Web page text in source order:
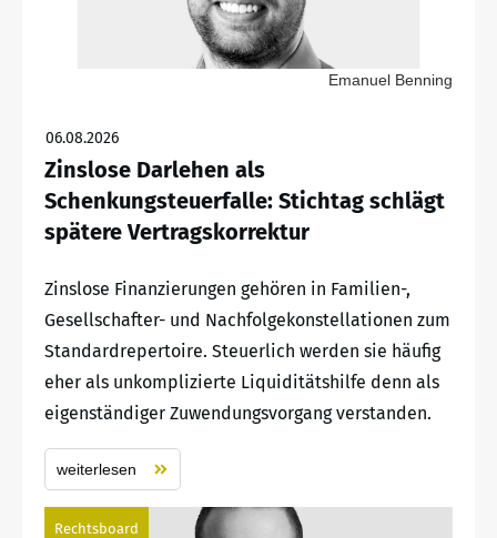
Emanuel Benning
06.08.2026
Zinslose Darlehen als
Schenkungsteuerfalle: Stichtag schlägt
spätere Vertragskorrektur
Zinslose Finanzierungen gehören in Familien-,
Gesellschafter- und Nachfolgekonstellationen zum
Standardrepertoire. Steuerlich werden sie häufig
eher als unkomplizierte Liquiditätshilfe denn als
eigenständiger Zuwendungsvorgang verstanden.
weiterlesen
Rechtsboard